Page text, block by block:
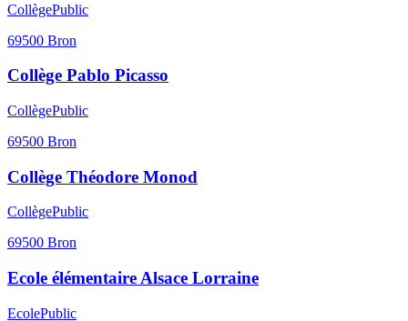
CollègePublic
69500 Bron
Collège Pablo Picasso
CollègePublic
69500 Bron
Collège Théodore Monod
CollègePublic
69500 Bron
Ecole élémentaire Alsace Lorraine
EcolePublic